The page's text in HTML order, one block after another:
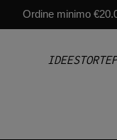
Ordine minimo